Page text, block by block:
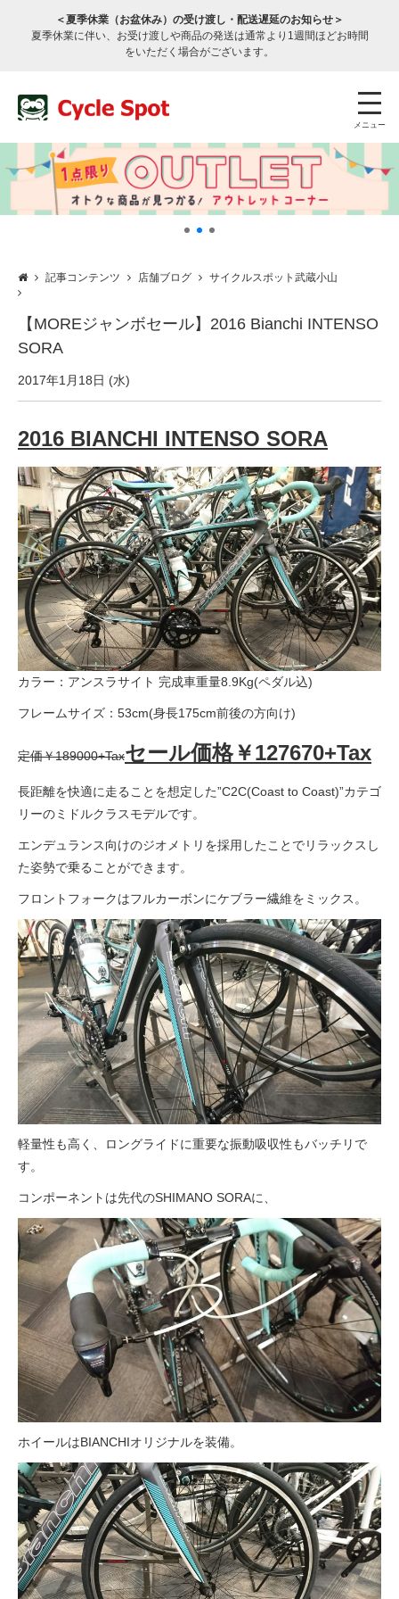
＜夏季休業（お盆休み）の受け渡し・配送遅延のお知らせ＞
夏季休業に伴い、お受け渡しや商品の発送は通常より1週間ほどお時間
をいただく場合がございます。
メニュー
サービスのご案内
サービス全般
修理・メンテナンス工賃
盗難保証
SpotMateログイン
オリジナル自転車
PB全車種カタログ
Norwayシリーズ
eVita
コンテンツ
イベント
特集
メディア
求人情報
募集中の求人情報
法人様
法人様向け割引
その他
お問い合わせ
会社概要
個人情報保護
記事コンテンツ 店舗ブログ サイクルスポット武蔵小山
【MOREジャンボセール】2016 Bianchi INTENSO
SORA
2017年1月18日 (水)
2016 BIANCHI INTENSO SORA
カラー：アンスラサイト 完成車重量8.9Kg(ペダル込)
フレームサイズ：53cm(身長175cm前後の方向け)
定価￥189000+Taxセール価格￥127670+Tax
長距離を快適に走ることを想定した”C2C(Coast to Coast)”カテゴ
リーのミドルクラスモデルです。
エンデュランス向けのジオメトリを採用したことでリラックスし
た姿勢で乗ることができます。
フロントフォークはフルカーボンにケブラー繊維をミックス。
軽量性も高く、ロングライドに重要な振動吸収性もバッチリで
す。
コンポーネントは先代のSHIMANO SORAに、
ホイールはBIANCHIオリジナルを装備。